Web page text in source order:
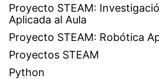
Proyecto STEAM:
Aplicada al Aula
Proyecto STEAM: Robótica
Proyectos STEAM
Python